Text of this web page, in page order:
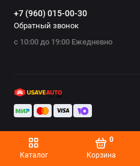
Каталог Корзина
0
Dodge
Dongfeng
Ford
+7 (960) 015-00-30
Обратный звонок
с 10:00 до 19:00 Ежедневно